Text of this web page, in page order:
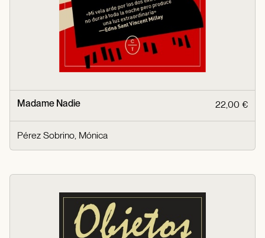
Madame Nadie 22,00 €
Pérez Sobrino, Mónica